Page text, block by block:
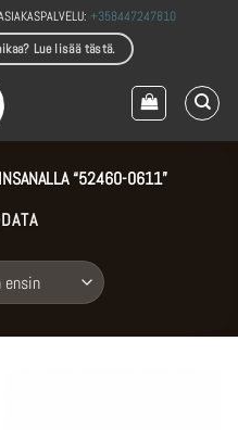
+358447247810
Lue lisää tästä.
“52460-0611”